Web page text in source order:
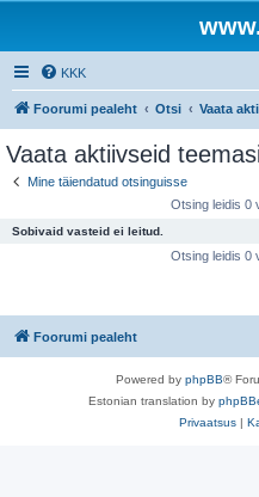
KKK
Foorumi pealeht Otsi Vaata
Vaata aktiivseid
Mine täiendatud otsinguisse
Otsing leidis 0
Sobivaid vasteid ei leitud.
Otsing leidis 0
Foorumi pealeht
Powered by phpBB®
Estonian translation by
Privaatsus |